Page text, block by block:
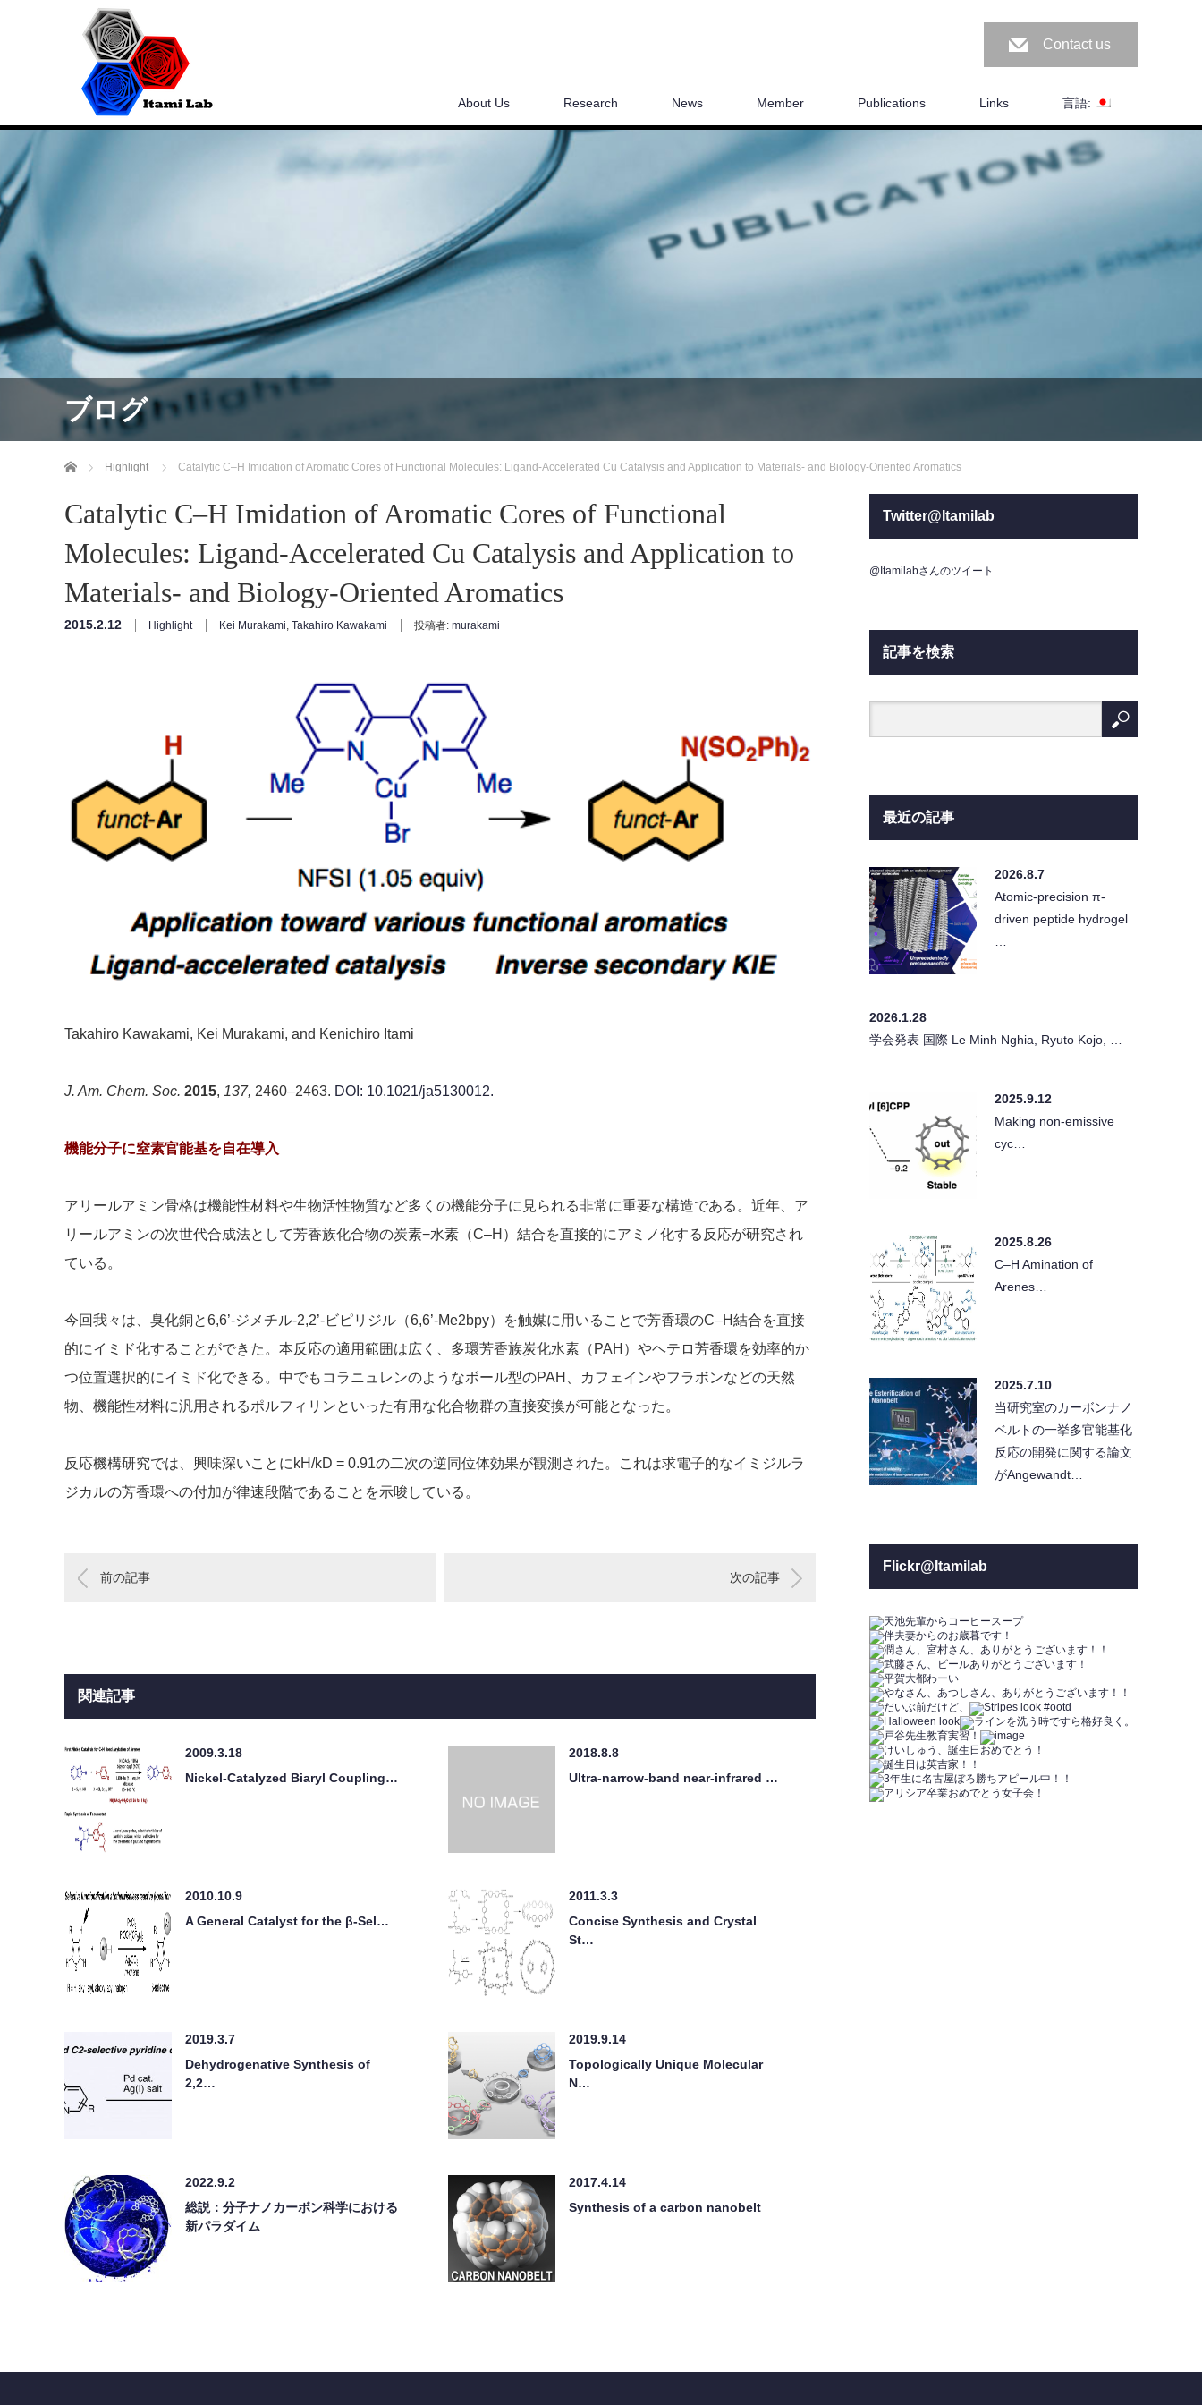
Contact us
About Us Research News Member Publications Links 言語:
ブログ
ホーム Highlight Catalytic C–H Imidation of Aromatic Cores of Functional Molecules: Ligand-Accelerated Cu Catalysis and Application to Materials- and Biology-Oriented Aromatics
Catalytic C–H Imidation of Aromatic Cores of Functional
Molecules: Ligand-Accelerated Cu Catalysis and Application to
Materials- and Biology-Oriented Aromatics
2015.2.12 Highlight Kei Murakami Takahiro Kawakami 投稿者: murakami
Takahiro Kawakami, Kei Murakami, and Kenichiro Itami
J. Am. Chem. Soc. 2015, 137, 2460–2463. DOI: 10.1021/ja5130012.
機能分子に窒素官能基を自在導入
アリールアミン骨格は機能性材料や生物活性物質など多くの機能分子に見られる非常に重要な構造である。近年、ア
リールアミンの次世代合成法として芳香族化合物の炭素−水素（C–H）結合を直接的にアミノ化する反応が研究され
ている。
今回我々は、臭化銅と6,6’-ジメチル-2,2’-ビピリジル（6,6’-Me2bpy）を触媒に用いることで芳香環のC–H結合を直接
的にイミド化することができた。本反応の適用範囲は広く、多環芳香族炭化水素（PAH）やヘテロ芳香環を効率的か
つ位置選択的にイミド化できる。中でもコラニュレンのようなボール型のPAH、カフェインやフラボンなどの天然
物、機能性材料に汎用されるポルフィリンといった有用な化合物群の直接変換が可能となった。
反応機構研究では、興味深いことにkH/kD = 0.91の二次の逆同位体効果が観測された。これは求電子的なイミジルラ
ジカルの芳香環への付加が律速段階であることを示唆している。
前の記事 次の記事
関連記事
2009.3.18
Nickel-Catalyzed Biaryl Coupling…
2018.8.8
Ultra-narrow-band near-infrared …
2010.10.9
A General Catalyst for the β-Sel…
2011.3.3
Concise Synthesis and Crystal
St…
2019.3.7
Dehydrogenative Synthesis of
2,2…
2019.9.14
Topologically Unique Molecular
N…
2022.9.2
総説：分子ナノカーボン科学における
新パラダイム
2017.4.14
Synthesis of a carbon nanobelt
Twitter@Itamilab
@Itamilabさんのツイート
記事を検索
最近の記事
2026.8.7
Atomic-precision π-
driven peptide hydrogel
2026.1.28
学会発表 国際 Le Minh Nghia, Ryuto Kojo, …
2025.9.12
Making non-emissive
cyc…
2025.8.26
C–H Amination of
Arenes…
2025.7.10
当研究室のカーボンナノ
ベルトの一挙多官能基化
反応の開発に関する論文
がAngewandt…
Flickr@Itamilab